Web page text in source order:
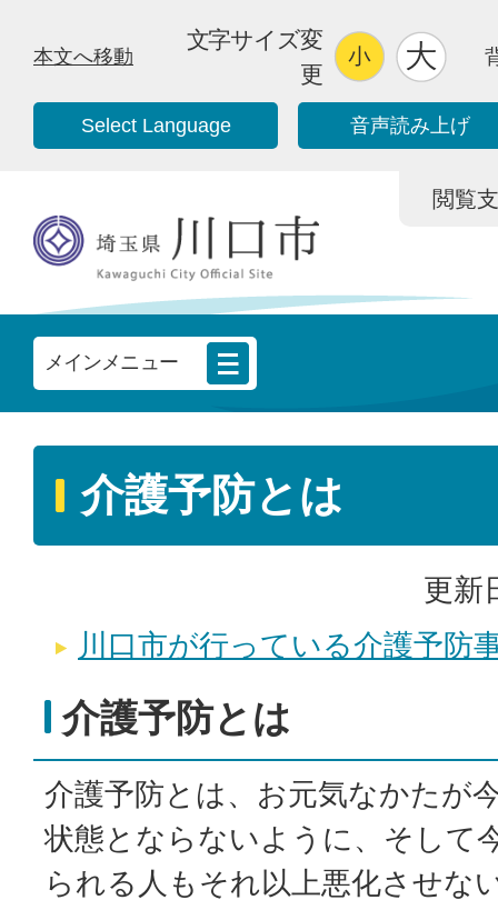
本文へ移動
文字サイズ変
更
Select Language 音声読み上げ
閲覧
メインメニュー
介護予防とは
更新
川口市が行っている介護予防
介護予防とは
介護予防とは、お元気なかたが
状態とならないように、そして
られる人もそれ以上悪化させな